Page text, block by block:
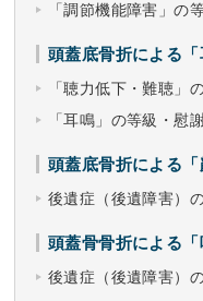
「調節機能障害」の
頭蓋底骨折による「
「聴力低下・難聴」
「耳鳴」の等級・慰
頭蓋底骨折による「
後遺症（後遺障害）
頭蓋骨骨折による「
後遺症（後遺障害）